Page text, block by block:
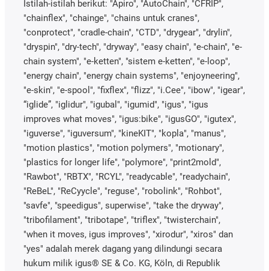
Istilah-istilah berikut: "Apiro", "AutoChain", "CFRIP",
"chainflex", "chainge", "chains untuk cranes",
"conprotect", "cradle-chain", "CTD", "drygear", "drylin",
"dryspin", "dry-tech", "dryway", "easy chain", "e-chain", "e-
chain system", "e-ketten", "sistem e-ketten", "e-loop",
"energy chain", "energy chain systems", "enjoyneering",
"e-skin", "e-spool", "fixflex", "flizz", "i.Cee", "ibow", "igear",
“iglide”, "iglidur", "igubal", "igumid", "igus", "igus
improves what moves", "igus:bike", "igusGO", "igutex",
"iguverse", "iguversum", "kineKIT", "kopla", "manus",
"motion plastics", "motion polymers", "motionary",
"plastics for longer life", "polymore", "print2mold",
"Rawbot", "RBTX", "RCYL", "readycable", "readychain",
"ReBeL", "ReCyycle", "reguse", "robolink", "Rohbot",
"savfe", "speedigus", superwise", "take the dryway",
"tribofilament", "tribotape", "triflex", "twisterchain",
"when it moves, igus improves", "xirodur", "xiros" dan
"yes" adalah merek dagang yang dilindungi secara
hukum milik igus® SE & Co. KG, Köln, di Republik